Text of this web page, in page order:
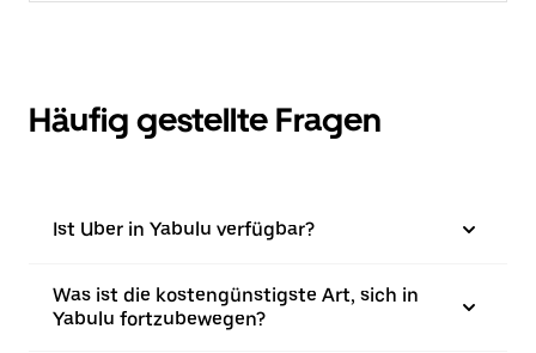
Häufig gestellte Fragen
Ist Uber in Yabulu verfügbar?
Was ist die kostengünstigste Art, sich in
Yabulu fortzubewegen?